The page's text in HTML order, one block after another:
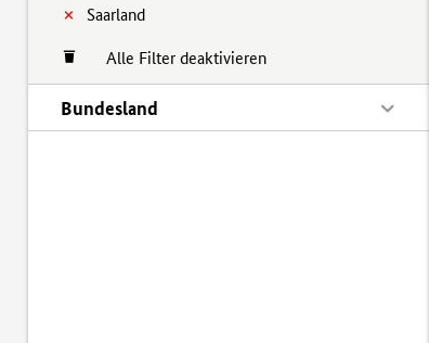
Saarland
Alle Filter deaktivieren
Bundesland